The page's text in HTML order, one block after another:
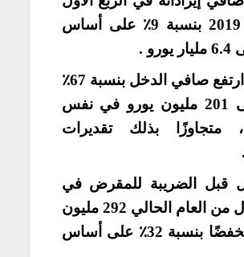
من عام 2019 بنسبة 9٪ على أساس
.
في حين ارتفع صافي الدخل بنسبة 67٪
ليصل إلى 201 مليون يورو في نفس
، متجاوزًا بذلك تقديرات
قبل الضريبة للمقرض في
الربع الأول من العام الحالي 292 مليون
يورو ، منخفضًا بنسبة 32٪ على أساس